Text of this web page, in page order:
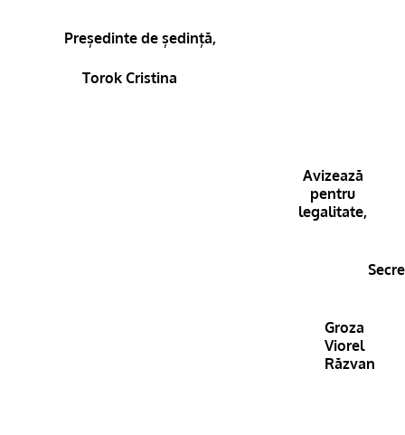
Președinte de ședință,
Torok Cristina
Avizează
pentru
legalitate,
Groza
Viorel
Răzvan